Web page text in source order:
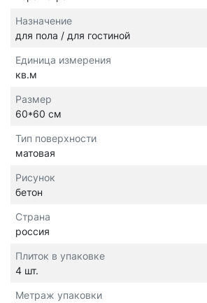
Назначение
для пола / для гостиной
Единица измерения
кв.м
Размер
60*60 см
Тип поверхности
матовая
Рисунок
бетон
Страна
россия
Плиток в упаковке
4 шт.
Метраж упаковки